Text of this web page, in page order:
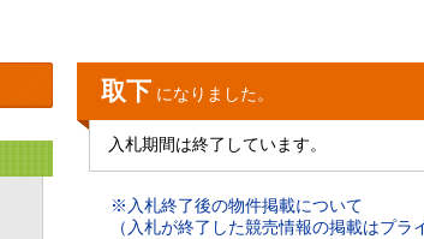
取下 になりました。
入札期間は終了しています。
※入札終了後の物件掲載について
（入札が終了した競売情報の掲載はプラ